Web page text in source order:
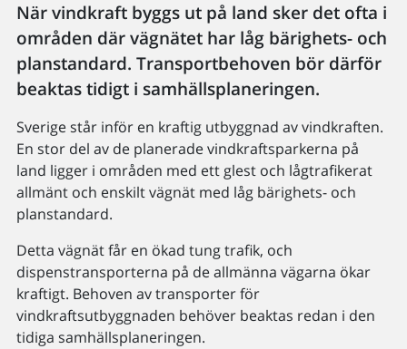
När vindkraft byggs ut på land sker det ofta i
områden där vägnätet har låg bärighets- och
planstandard. Transportbehoven bör därför
beaktas tidigt i samhällsplaneringen.
Sverige står inför en kraftig utbyggnad av vindkraften.
En stor del av de planerade vindkraftsparkerna på
land ligger i områden med ett glest och lågtrafikerat
allmänt och enskilt vägnät med låg bärighets- och
planstandard.
Detta vägnät får en ökad tung trafik, och
dispenstransporterna på de allmänna vägarna ökar
kraftigt. Behoven av transporter för
vindkraftsutbyggnaden behöver beaktas redan i den
tidiga samhällsplaneringen.